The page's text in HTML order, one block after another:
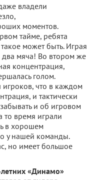
владели
моментов.
тайме, ребята
может быть. Играя
мяча! Во втором же
концентрация,
голом.
что в каждом
и тактически
и об игровом
то время играли
в хорошем
у нашей команды.
но имеет большое
«Динамо»